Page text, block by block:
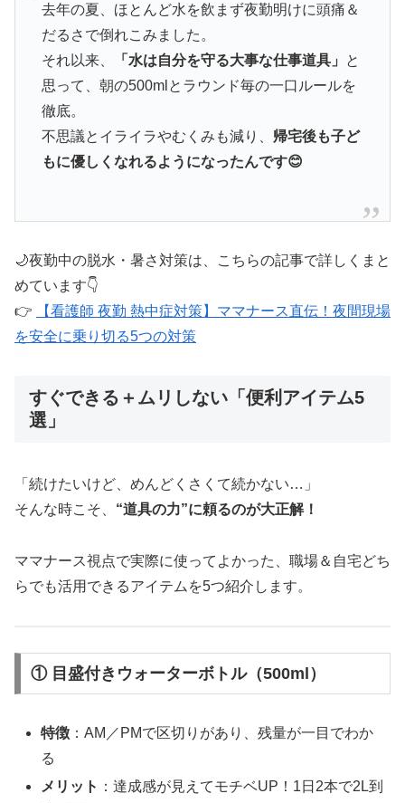
去年の夏、ほとんど水を飲まず夜勤明けに頭痛＆
だるさで倒れこみました。
それ以来、
「水は自分を守る大事な仕事道具」
と
思って、朝の500mlとラウンド毎の一口ルールを
徹底。
不思議とイライラやむくみも減り、 帰宅後も子ど
もに優しくなれるようになったんです😊
🌙夜勤中の脱水・暑さ対策は、こちらの記事で詳しくまと
めています👇
👉
【看護師 夜勤 熱中症対策】ママナース直伝！夜間現場
を安全に乗り切る5つの対策
すぐできる＋ムリしない「便利アイテム5
選」
「続けたいけど、めんどくさくて続かない…」
そんな時こそ、 “道具の力”に頼るのが大正解！
ママナース視点で実際に使ってよかった、職場＆自宅どち
らでも活用できるアイテムを5つ紹介します。
① 目盛付きウォーターボトル（500ml）
特徴 ：AM／PMで区切りがあり、残量が一目でわか
る
メリット ：達成感が見えてモチベUP！1日2本で2L到